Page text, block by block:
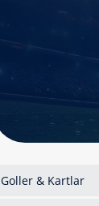
Goller & Kartlar